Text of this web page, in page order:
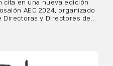
cita en una nueva edición
AEC 2024, organizado
y Directores de...